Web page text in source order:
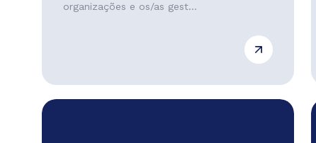
organizações e os/as gest...